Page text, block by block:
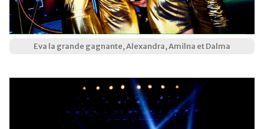
Eva la grande gagnante, Alexandra, Amilna et Dalma